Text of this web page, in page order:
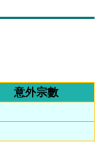
意外宗數